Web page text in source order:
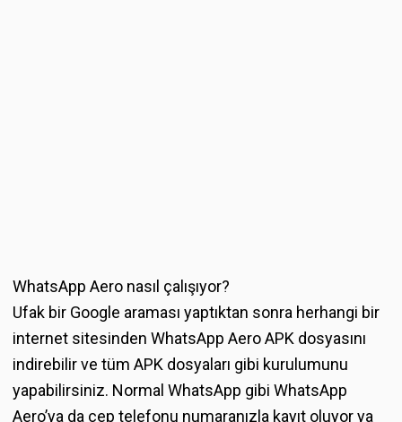
WhatsApp Aero nasıl çalışıyor?
Ufak bir Google araması yaptıktan sonra herhangi bir
internet sitesinden WhatsApp Aero APK dosyasını
indirebilir ve tüm APK dosyaları gibi kurulumunu
yapabilirsiniz. Normal WhatsApp gibi WhatsApp
Aero’ya da cep telefonu numaranızla kayıt oluyor ya